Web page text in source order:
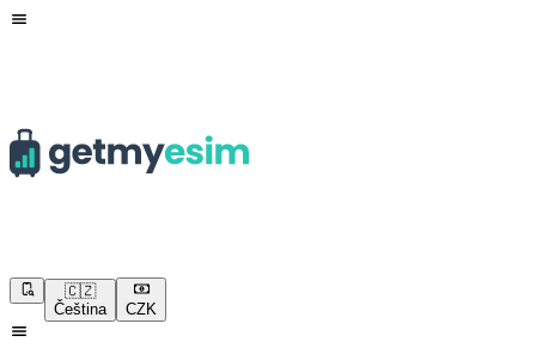
🇨🇿
Čeština
CZK